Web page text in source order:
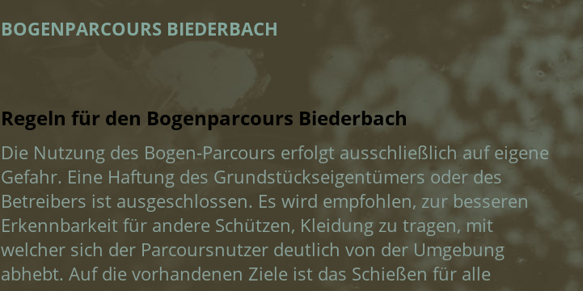
BOGENPARCOURS BIEDERBACH
Regeln für den Bogenparcours Biederbach
Die Nutzung des Bogen-Parcours erfolgt ausschließlich auf eigene
Gefahr. Eine Haftung des Grundstückseigentümers oder des
Betreibers ist ausgeschlossen. Es wird empfohlen, zur besseren
Erkennbarkeit für andere Schützen, Kleidung zu tragen, mit
welcher sich der Parcoursnutzer deutlich von der Umgebung
abhebt. Auf die vorhandenen Ziele ist das Schießen für alle